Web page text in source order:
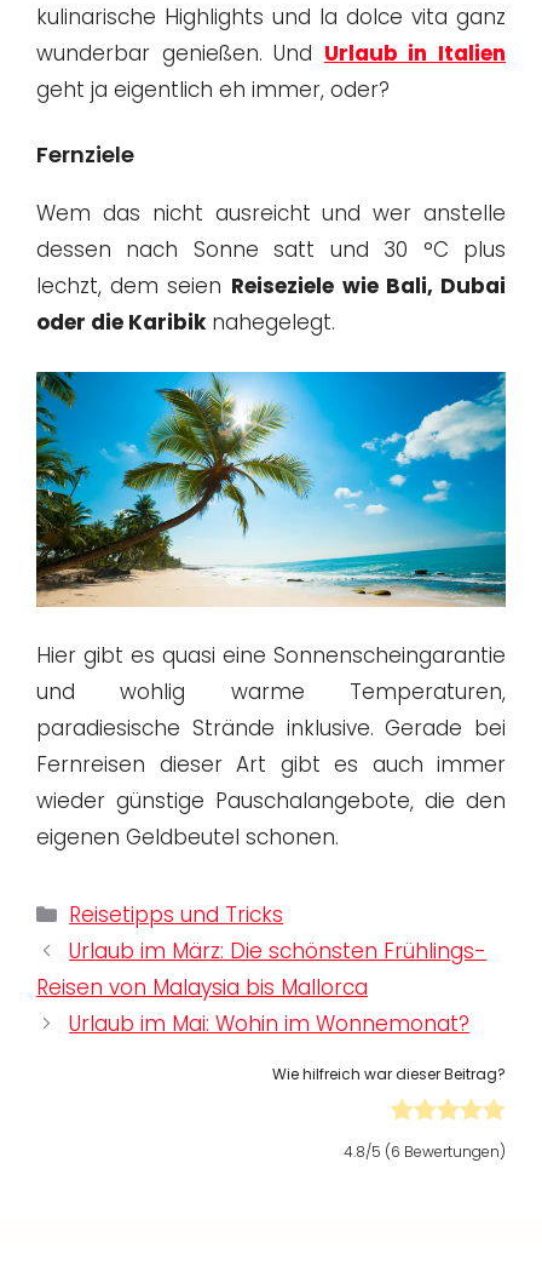
kulinarische Highlights und la dolce vita ganz
wunderbar genießen. Und Urlaub in Italien
geht ja eigentlich eh immer, oder?
Fernziele
Wem das nicht ausreicht und wer anstelle
dessen nach Sonne satt und 30 °C plus
lechzt, dem seien Reiseziele wie Bali, Dubai
oder die Karibiknahegelegt.
Hier gibt es quasi eine Sonnenscheingarantie
und wohlig warme Temperaturen,
paradiesische Strände inklusive. Gerade bei
Fernreisen dieser Art gibt es auch immer
wieder günstige Pauschalangebote, die den
eigenen Geldbeutel schonen.
Kategorien
Reisetipps und Tricks
Urlaub im März: Die schönsten Frühlings-
Reisen von Malaysia bis Mallorca
Urlaub im Mai: Wohin im Wonnemonat?
Wie hilfreich war dieser Beitrag?
4.8/5 (6 Bewertungen)